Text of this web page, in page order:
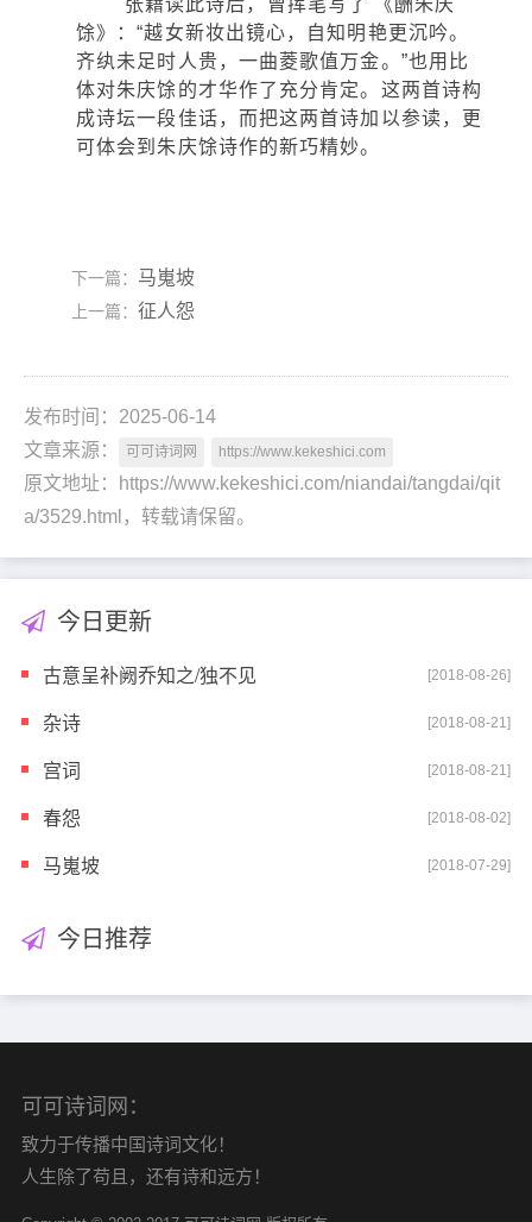
张籍读此诗后，曾挥笔写了 《酬朱庆
馀》：“越女新妆出镜心，自知明艳更沉吟。
齐纨未足时人贵，一曲菱歌值万金。”也用比
体对朱庆馀的才华作了充分肯定。这两首诗构
成诗坛一段佳话，而把这两首诗加以参读，更
可体会到朱庆馀诗作的新巧精妙。
下一篇： 马嵬坡
上一篇： 征人怨
发布时间：2025-06-14
文章来源：
可可诗词网 https://www.kekeshici.com
原文地址：https://www.kekeshici.com/niandai/tangdai/qit
a/3529.html，转载请保留。
今日更新
古意呈补阙乔知之/独不见 [2018-08-26]
杂诗 [2018-08-21]
宫词 [2018-08-21]
春怨 [2018-08-02]
马嵬坡 [2018-07-29]
今日推荐
可可诗词网：
致力于传播中国诗词文化！
人生除了苟且，还有诗和远方！